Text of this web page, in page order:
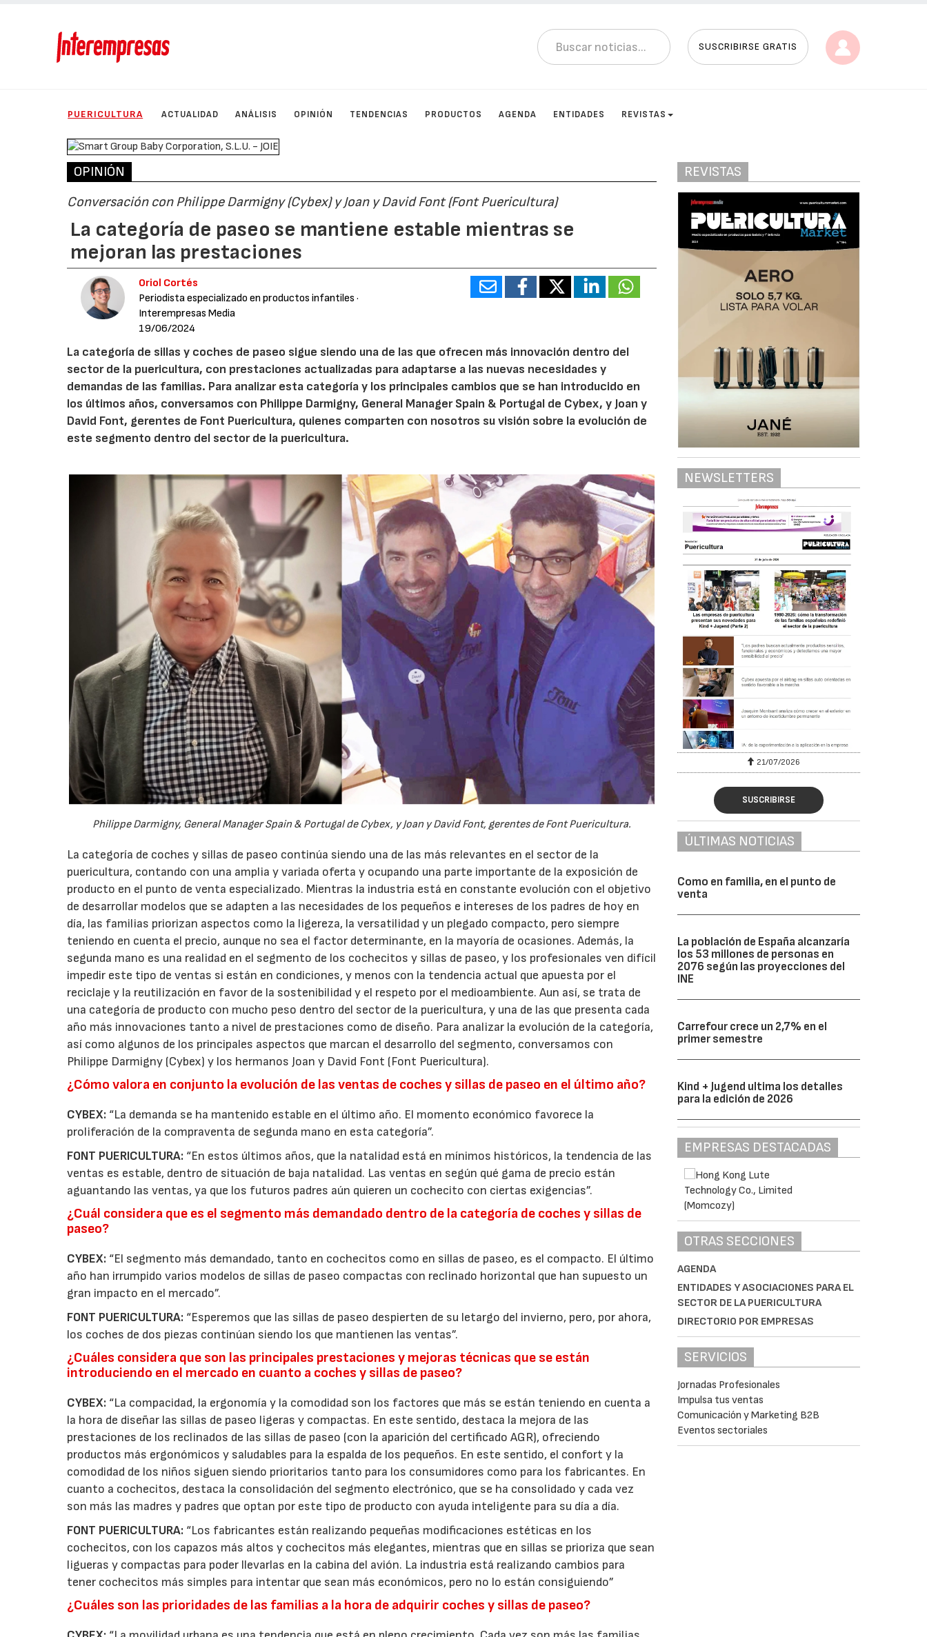
SUSCRIBIRSE GRATIS
PUERICULTURA ACTUALIDAD ANÁLISIS OPINIÓN TENDENCIAS PRODUCTOS AGENDA ENTIDADES REVISTAS
OPINIÓN
Conversación con Philippe Darmigny (Cybex) y Joan y David Font (Font Puericultura)
La categoría de paseo se mantiene estable mientras se
mejoran las prestaciones
Oriol Cortés
Periodista especializado en productos infantiles ·
Interempresas Media
19/06/2024
La categoría de sillas y coches de paseo sigue siendo una de las que ofrecen más innovación dentro del
sector de la puericultura, con prestaciones actualizadas para adaptarse a las nuevas necesidades y
demandas de las familias. Para analizar esta categoría y los principales cambios que se han introducido en
los últimos años, conversamos con Philippe Darmigny, General Manager Spain & Portugal de Cybex, y Joan y
David Font, gerentes de Font Puericultura, quienes comparten con nosotros su visión sobre la evolución de
este segmento dentro del sector de la puericultura.
Philippe Darmigny, General Manager Spain & Portugal de Cybex, y Joan y David Font, gerentes de Font Puericultura.
La categoría de coches y sillas de paseo continúa siendo una de las más relevantes en el sector de la
puericultura, contando con una amplia y variada oferta y ocupando una parte importante de la exposición de
producto en el punto de venta especializado. Mientras la industria está en constante evolución con el objetivo
de desarrollar modelos que se adapten a las necesidades de los pequeños e intereses de los padres de hoy en
día, las familias priorizan aspectos como la ligereza, la versatilidad y un plegado compacto, pero siempre
teniendo en cuenta el precio, aunque no sea el factor determinante, en la mayoría de ocasiones. Además, la
segunda mano es una realidad en el segmento de los cochecitos y sillas de paseo, y los profesionales ven difícil
impedir este tipo de ventas si están en condiciones, y menos con la tendencia actual que apuesta por el
reciclaje y la reutilización en favor de la sostenibilidad y el respeto por el medioambiente. Aun así, se trata de
una categoría de producto con mucho peso dentro del sector de la puericultura, y una de las que presenta cada
año más innovaciones tanto a nivel de prestaciones como de diseño. Para analizar la evolución de la categoría,
así como algunos de los principales aspectos que marcan el desarrollo del segmento, conversamos con
Philippe Darmigny (Cybex) y los hermanos Joan y David Font (Font Puericultura).
¿Cómo valora en conjunto la evolución de las ventas de coches y sillas de paseo en el último año?
CYBEX: “La demanda se ha mantenido estable en el último año. El momento económico favorece la
proliferación de la compraventa de segunda mano en esta categoría”.
FONT PUERICULTURA: “En estos últimos años, que la natalidad está en mínimos históricos, la tendencia de las
ventas es estable, dentro de situación de baja natalidad. Las ventas en según qué gama de precio están
aguantando las ventas, ya que los futuros padres aún quieren un cochecito con ciertas exigencias”.
¿Cuál considera que es el segmento más demandado dentro de la categoría de coches y sillas de
paseo?
CYBEX: “El segmento más demandado, tanto en cochecitos como en sillas de paseo, es el compacto. El último
año han irrumpido varios modelos de sillas de paseo compactas con reclinado horizontal que han supuesto un
gran impacto en el mercado”.
FONT PUERICULTURA: “Esperemos que las sillas de paseo despierten de su letargo del invierno, pero, por ahora,
los coches de dos piezas continúan siendo los que mantienen las ventas”.
¿Cuáles considera que son las principales prestaciones y mejoras técnicas que se están
introduciendo en el mercado en cuanto a coches y sillas de paseo?
CYBEX: “La compacidad, la ergonomía y la comodidad son los factores que más se están teniendo en cuenta a
la hora de diseñar las sillas de paseo ligeras y compactas. En este sentido, destaca la mejora de las
prestaciones de los reclinados de las sillas de paseo (con la aparición del certificado AGR), ofreciendo
productos más ergonómicos y saludables para la espalda de los pequeños. En este sentido, el confort y la
comodidad de los niños siguen siendo prioritarios tanto para los consumidores como para los fabricantes. En
cuanto a cochecitos, destaca la consolidación del segmento electrónico, que se ha consolidado y cada vez
son más las madres y padres que optan por este tipo de producto con ayuda inteligente para su día a día.
FONT PUERICULTURA: “Los fabricantes están realizando pequeñas modificaciones estéticas en los
cochecitos, con los capazos más altos y cochecitos más elegantes, mientras que en sillas se prioriza que sean
ligueras y compactas para poder llevarlas en la cabina del avión. La industria está realizando cambios para
tener cochecitos más simples para intentar que sean más económicos, pero no lo están consiguiendo”
¿Cuáles son las prioridades de las familias a la hora de adquirir coches y sillas de paseo?
REVISTAS
NEWSLETTERS
21/07/2026
SUSCRIBIRSE
ÚLTIMAS NOTICIAS
Como en familia, en el punto de
venta
La población de España alcanzaría
los 53 millones de personas en
2076 según las proyecciones del
INE
Carrefour crece un 2,7% en el
primer semestre
Kind + Jugend ultima los detalles
para la edición de 2026
EMPRESAS DESTACADAS
OTRAS SECCIONES
AGENDA
ENTIDADES Y ASOCIACIONES PARA EL
SECTOR DE LA PUERICULTURA
DIRECTORIO POR EMPRESAS
SERVICIOS
Jornadas Profesionales
Impulsa tus ventas
Comunicación y Marketing B2B
Eventos sectoriales